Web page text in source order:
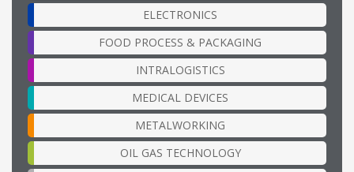
ELECTRONICS
FOOD PROCESS & PACKAGING
INTRALOGISTICS
MEDICAL DEVICES
METALWORKING
OIL GAS TECHNOLOGY